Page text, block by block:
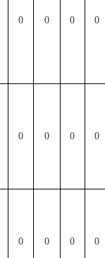
0 0 0 0
0 0 0 0
0 0 0 0